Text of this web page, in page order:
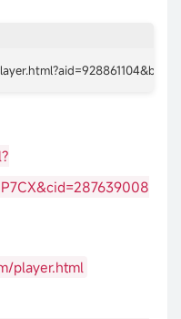
player.html